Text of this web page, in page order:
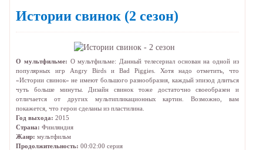
Истории свинок (2 сезон)
О мультфильме: О мультфильме: Данный телесериал основан на одной из
популярных игр Angry Birds и Bad Piggies. Хотя надо отметить, что
«Истории свинок» не имеют большого разнообразия, каждый эпизод длиться
чуть больше минуты. Дизайн свинок тоже достаточно своеобразен и
отличается от других мультипликационных картин. Возможно, вам
покажется, что герои сделаны из пластилина.
Год выхода: 2015
Страна: Финляндия
Жанр: мультфильм
Продолжительность: 00:02:00 серия